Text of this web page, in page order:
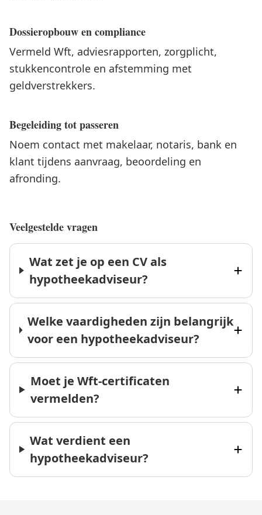
Dossieropbouw en compliance
Vermeld Wft, adviesrapporten, zorgplicht,
stukkencontrole en afstemming met
geldverstrekkers.
Begeleiding tot passeren
Noem contact met makelaar, notaris, bank en
klant tijdens aanvraag, beoordeling en
afronding.
Veelgestelde vragen
Wat zet je op een CV als
hypotheekadviseur?
Welke vaardigheden zijn belangrijk
voor een hypotheekadviseur?
Moet je Wft-certificaten
vermelden?
Wat verdient een
hypotheekadviseur?